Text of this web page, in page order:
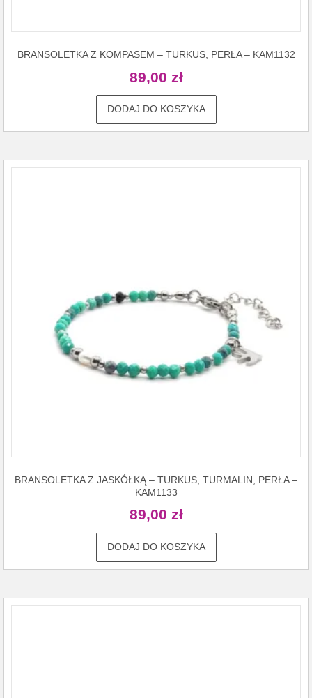
BRANSOLETKA Z KOMPASEM – TURKUS, PERŁA – KAM1132
89,00 zł
DODAJ DO KOSZYKA
BRANSOLETKA Z JASKÓŁKĄ – TURKUS, TURMALIN, PERŁA –
KAM1133
89,00 zł
DODAJ DO KOSZYKA